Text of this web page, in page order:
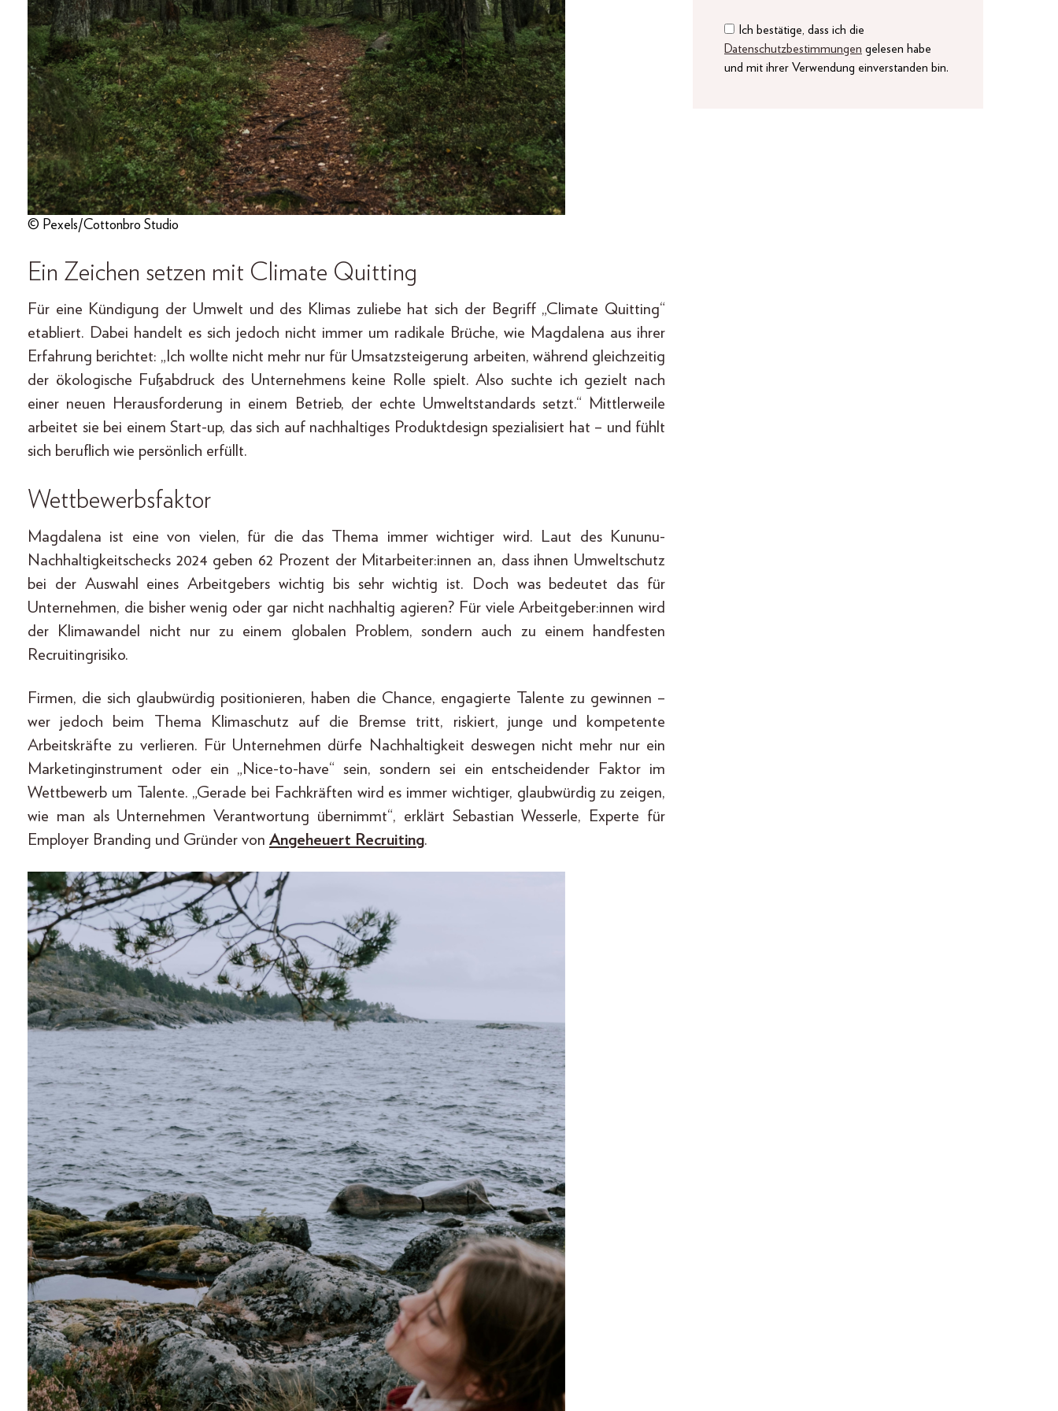
© Pexels/Cottonbro Studio
Ein Zeichen setzen mit Climate Quitting
Für eine Kündigung der Umwelt und des Klimas zuliebe hat sich der Begriff „Climate Quitting“
etabliert. Dabei handelt es sich jedoch nicht immer um radikale Brüche, wie Magdalena aus ihrer
Erfahrung berichtet: „Ich wollte nicht mehr nur für Umsatzsteigerung arbeiten, während gleichzeitig
der ökologische Fußabdruck des Unternehmens keine Rolle spielt. Also suchte ich gezielt nach
einer neuen Herausforderung in einem Betrieb, der echte Umweltstandards setzt.“ Mittlerweile
arbeitet sie bei einem Start-up, das sich auf nachhaltiges Produktdesign spezialisiert hat – und fühlt
sich beruflich wie persönlich erfüllt.
Wettbewerbsfaktor
Magdalena ist eine von vielen, für die das Thema immer wichtiger wird. Laut des Kununu-
Nachhaltigkeitschecks 2024 geben 62 Prozent der Mitarbeiter:innen an, dass ihnen Umweltschutz
bei der Auswahl eines Arbeitgebers wichtig bis sehr wichtig ist. Doch was bedeutet das für
Unternehmen, die bisher wenig oder gar nicht nachhaltig agieren? Für viele Arbeitgeber:innen wird
der Klimawandel nicht nur zu einem globalen Problem, sondern auch zu einem handfesten
Recruitingrisiko.
Firmen, die sich glaubwürdig positionieren, haben die Chance, engagierte Talente zu gewinnen –
wer jedoch beim Thema Klimaschutz auf die Bremse tritt, riskiert, junge und kompetente
Arbeitskräfte zu verlieren. Für Unternehmen dürfe Nachhaltigkeit deswegen nicht mehr nur ein
Marketinginstrument oder ein „Nice-to-have“ sein, sondern sei ein entscheidender Faktor im
Wettbewerb um Talente. „Gerade bei Fachkräften wird es immer wichtiger, glaubwürdig zu zeigen,
wie man als Unternehmen Verantwortung übernimmt“, erklärt Sebastian Wesserle, Experte für
Employer Branding und Gründer von Angeheuert Recruiting.
Ich bestätige, dass ich die
Datenschutzbestimmungen gelesen habe
und mit ihrer Verwendung einverstanden bin.